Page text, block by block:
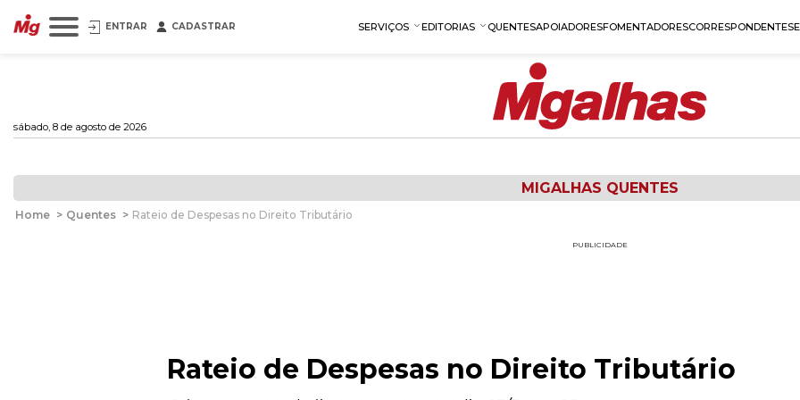
ENTRAR CADASTRAR SERVIÇOS EDITORIAS QUENTESAPOIADORESFOMENTADORESCORRESPONDENTES
sábado, 8 de agosto de 2026
MIGALHAS QUENTES
Home > Quentes > Rateio de Despesas no Direito Tributário
PUBLICIDADE
Rateio de Despesas no Direito Tributário